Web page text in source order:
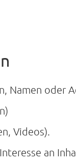
Namen oder
Videos).
an